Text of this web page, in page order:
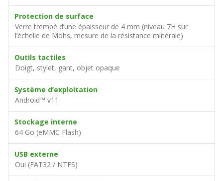
Protection de surface
Verre trempé d’une épaisseur de 4 mm (niveau 7H sur
l’échelle de Mohs, mesure de la résistance minérale)
Outils tactiles
Doigt, stylet, gant, objet opaque
Système d’exploitation
Android™ v11
Stockage interne
64 Go (eMMC Flash)
USB externe
Oui (FAT32 / NTFS)